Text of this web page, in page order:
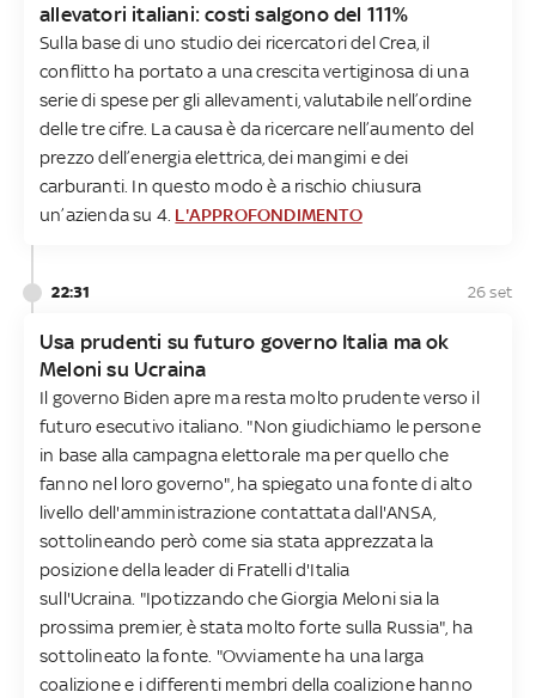
allevatori italiani: costi salgono del 111%
Sulla base di uno studio dei ricercatori del Crea, il
conflitto ha portato a una crescita vertiginosa di una
serie di spese per gli allevamenti, valutabile nell’ordine
delle tre cifre. La causa è da ricercare nell’aumento del
prezzo dell’energia elettrica, dei mangimi e dei
carburanti. In questo modo è a rischio chiusura
un’azienda su 4. L'APPROFONDIMENTO
22:31 26 set
Usa prudenti su futuro governo Italia ma ok
Meloni su Ucraina
Il governo Biden apre ma resta molto prudente verso il
futuro esecutivo italiano. "Non giudichiamo le persone
in base alla campagna elettorale ma per quello che
fanno nel loro governo", ha spiegato una fonte di alto
livello dell'amministrazione contattata dall'ANSA,
sottolineando però come sia stata apprezzata la
posizione della leader di Fratelli d'Italia
sull'Ucraina. "Ipotizzando che Giorgia Meloni sia la
prossima premier, è stata molto forte sulla Russia", ha
sottolineato la fonte. "Ovviamente ha una larga
coalizione e i differenti membri della coalizione hanno